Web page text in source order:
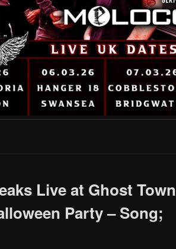
Live at Ghost Town
Party – Song;